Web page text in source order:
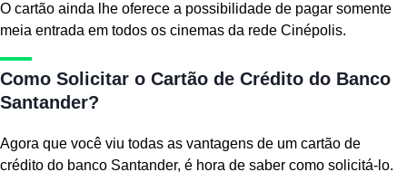
O cartão ainda lhe oferece a possibilidade de pagar somente
meia entrada em todos os cinemas da rede Cinépolis.
Como Solicitar o Cartão de Crédito do Banco
Santander?
Agora que você viu todas as vantagens de um cartão de
crédito do banco Santander, é hora de saber como solicitá-lo.